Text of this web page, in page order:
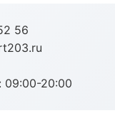
56
09:00-20:00